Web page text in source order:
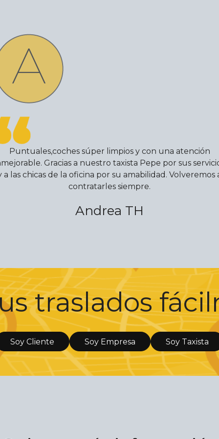
Puntuales,coches súper limpios y con una atención
Gracias a nuestro taxista Pepe por sus
a las chicas de la oficina por su amabilidad. Volveremos
contratarles siempre.
Andrea TH
traslados
Soy Cliente Soy Empresa Soy Taxista